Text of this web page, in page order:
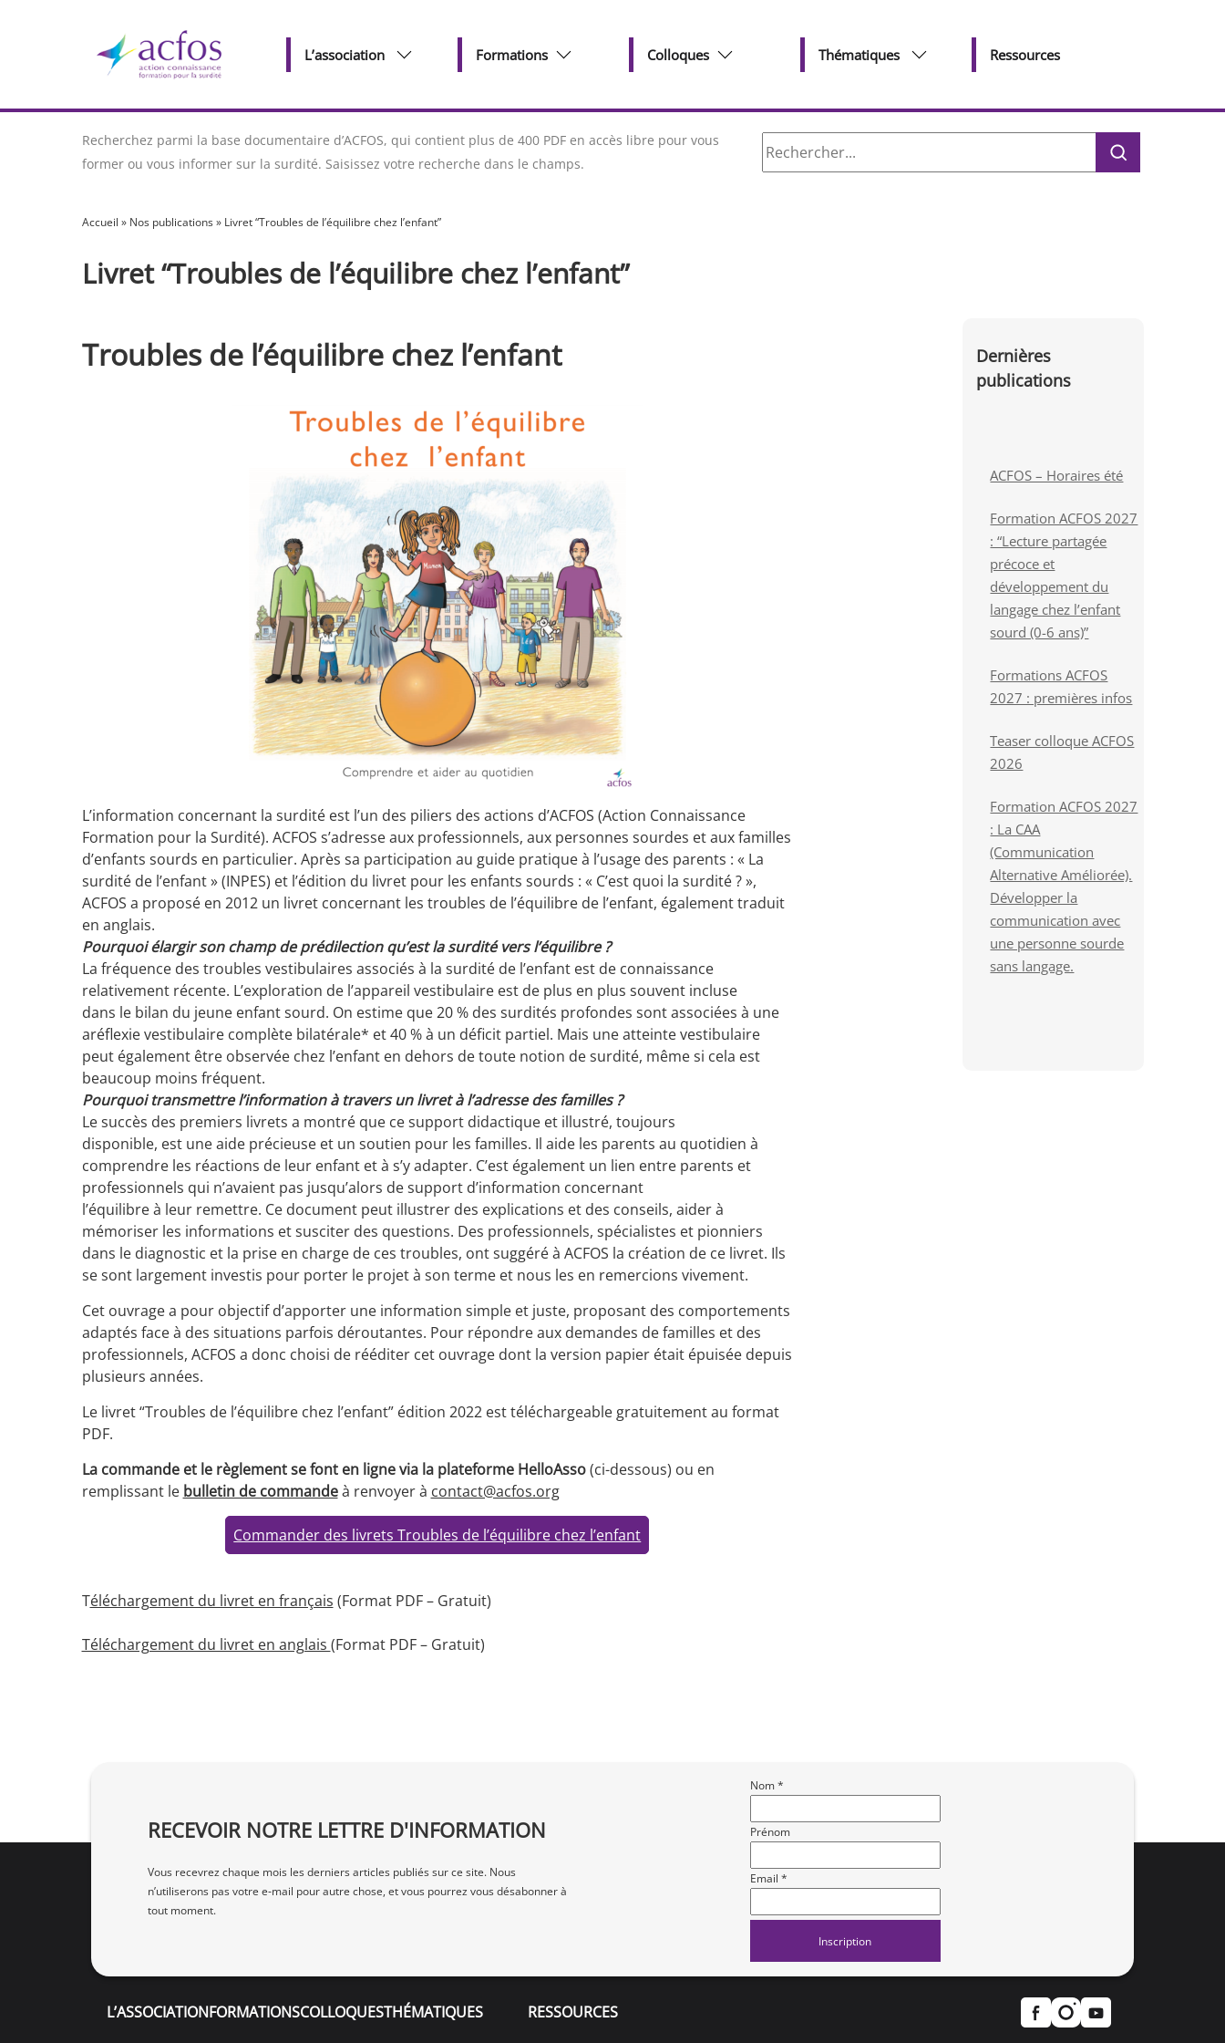
L’association Formations Colloques Thématiques Ressources
Recherchez parmi la base documentaire d’ACFOS, qui contient plus de 400 PDF en accès libre pour vous
former ou vous informer sur la surdité. Saisissez votre recherche dans le champs.
Rechercher :
Accueil » Nos publications» Livret “Troubles de l’équilibre chez l’enfant”
Livret “Troubles de l’équilibre chez l’enfant”
Troubles de l’équilibre chez l’enfant
L’information concernant la surdité est l’un des piliers des actions d’ACFOS (Action Connaissance
Formation pour la Surdité). ACFOS s’adresse aux professionnels, aux personnes sourdes et aux familles
d’enfants sourds en particulier. Après sa participation au guide pratique à l’usage des parents : « La
surdité de l’enfant » (INPES) et l’édition du livret pour les enfants sourds : « C’est quoi la surdité ? »,
ACFOS a proposé en 2012 un livret concernant les troubles de l’équilibre de l’enfant, également traduit
en anglais.
Pourquoi élargir son champ de prédilection qu’est la surdité vers l’équilibre ?
La fréquence des troubles vestibulaires associés à la surdité de l’enfant est de connaissance
relativement récente. L’exploration de l’appareil vestibulaire est de plus en plus souvent incluse
dans le bilan du jeune enfant sourd. On estime que 20 % des surdités profondes sont associées à une
aréflexie vestibulaire complète bilatérale* et 40 % à un déficit partiel. Mais une atteinte vestibulaire
peut également être observée chez l’enfant en dehors de toute notion de surdité, même si cela est
beaucoup moins fréquent.
Pourquoi transmettre l’information à travers un livret à l’adresse des familles ?
Le succès des premiers livrets a montré que ce support didactique et illustré, toujours
disponible, est une aide précieuse et un soutien pour les familles. Il aide les parents au quotidien à
comprendre les réactions de leur enfant et à s’y adapter. C’est également un lien entre parents et
professionnels qui n’avaient pas jusqu’alors de support d’information concernant
l’équilibre à leur remettre. Ce document peut illustrer des explications et des conseils, aider à
mémoriser les informations et susciter des questions. Des professionnels, spécialistes et pionniers
dans le diagnostic et la prise en charge de ces troubles, ont suggéré à ACFOS la création de ce livret. Ils
se sont largement investis pour porter le projet à son terme et nous les en remercions vivement.
Cet ouvrage a pour objectif d’apporter une information simple et juste, proposant des comportements
adaptés face à des situations parfois déroutantes. Pour répondre aux demandes de familles et des
professionnels, ACFOS a donc choisi de rééditer cet ouvrage dont la version papier était épuisée depuis
plusieurs années.
Le livret “Troubles de l’équilibre chez l’enfant” édition 2022 est téléchargeable gratuitement au format
PDF.
La commande et le règlement se font en ligne via la plateforme HelloAsso(ci-dessous) ou en
remplissant le bulletin de commandeà renvoyer à contact@acfos.org
Commander des livrets Troubles de l’équilibre chez l’enfant
Téléchargement du livret en français (Format PDF – Gratuit)
Téléchargement du livret en anglais (Format PDF – Gratuit)
Dernières
publications
ACFOS – Horaires été
Formation ACFOS 2027
: “Lecture partagée
précoce et
développement du
langage chez l’enfant
sourd (0-6 ans)”
Formations ACFOS
2027 : premières infos
Teaser colloque ACFOS
2026
Formation ACFOS 2027
: La CAA
(Communication
Alternative Améliorée).
Développer la
communication avec
une personne sourde
sans langage.
RECEVOIR NOTRE LETTRE D'INFORMATION
Vous recevrez chaque mois les derniers articles publiés sur ce site. Nous
n’utiliserons pas votre e‑mail pour autre chose, et vous pourrez vous désabonner à
tout moment.
Nom *
Prénom
Email *
L’ASSOCIATIONFORMATIONSCOLLOQUESTHÉMATIQUES RESSOURCES